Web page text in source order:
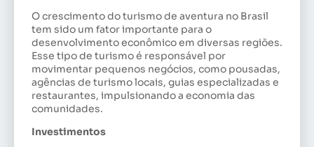
O crescimento do turismo de aventura no Brasil
tem sido um fator importante para o
desenvolvimento econômico em diversas regiões.
Esse tipo de turismo é responsável por
movimentar pequenos negócios, como pousadas,
agências de turismo locais, guias especializadas e
restaurantes, impulsionando a economia das
comunidades.
Investimentos